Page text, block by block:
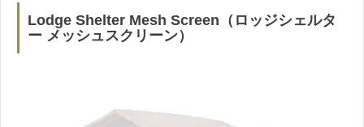
Lodge Shelter Mesh Screen（ロッジシェルタ
ー メッシュスクリーン）